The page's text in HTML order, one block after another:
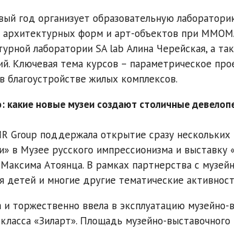
год организует образовательную
форм и арт-объектов при
лаборатории SA lab Алина Черейская, а
Ключевая тема курсов – параметрическое
благоустройстве жилых комплексов.
какие новые музеи создают столичные
Group поддержала открытие сразу
в Музее русского импрессионизма и
Атоянца. В рамках партнерства с
детей и многие другие тематические
и торжественно ввела в эксплуатацию
«Зиларт». Площадь музейно-